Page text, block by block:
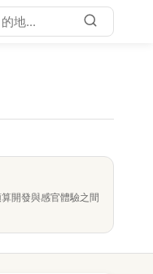
開發與感官體驗之間